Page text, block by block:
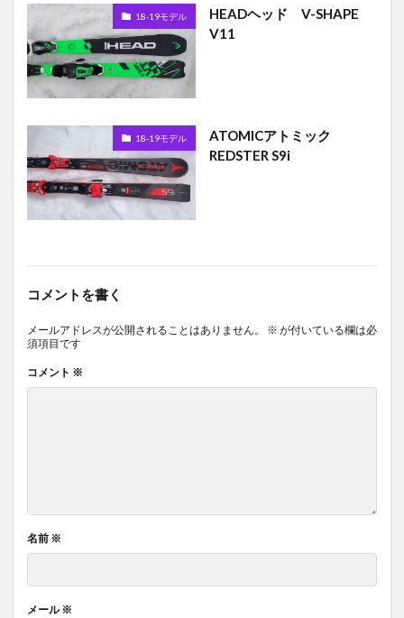
18-19モデル
HEADヘッド V-SHAPE
V11
18-19モデル
ATOMICアトミック
REDSTER S9i
コメントを書く
メールアドレスが公開されることはありません。 ※ が付いている欄は必
須項目です
コメント ※
名前 ※
メール※